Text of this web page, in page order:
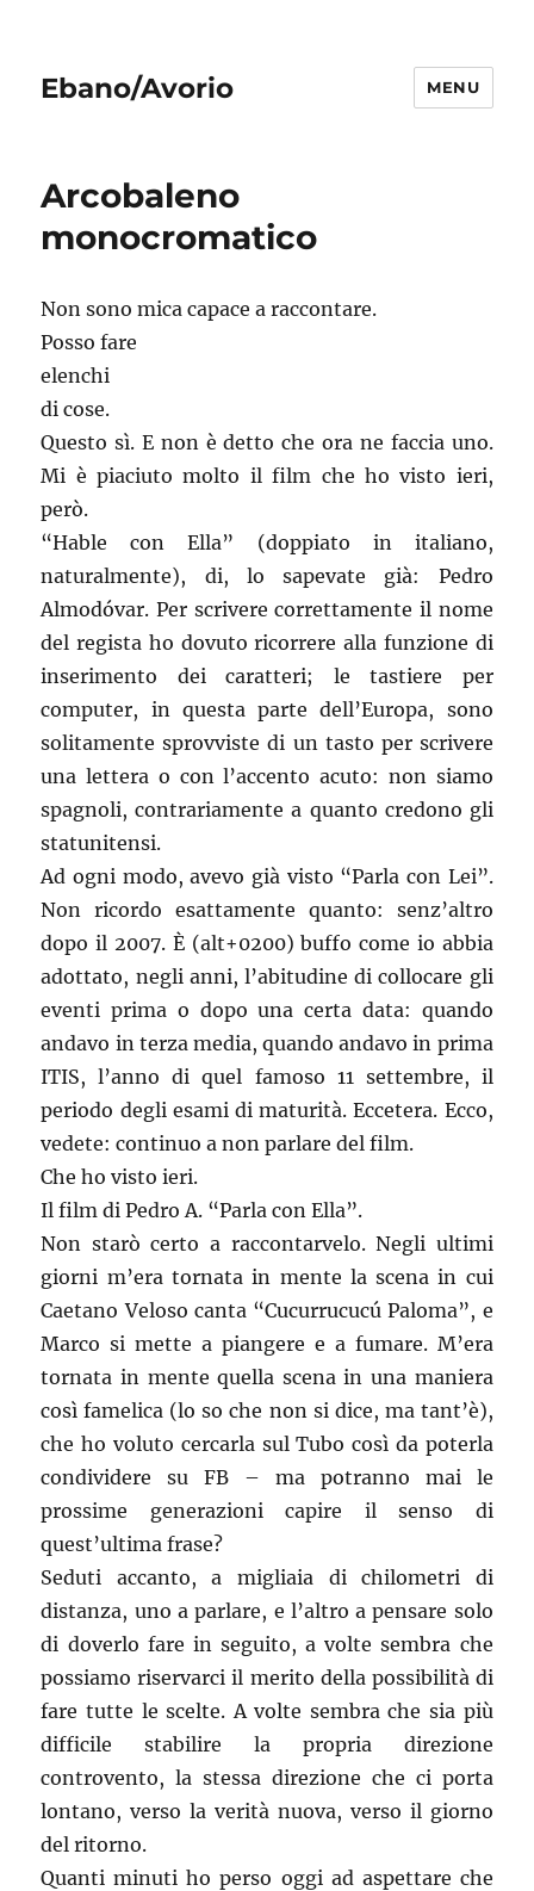
Ebano/Avorio MENU
Arcobaleno
monocromatico
Non sono mica capace a raccontare.
Posso fare
elenchi
di cose.
Questo sì. E non è detto che ora ne faccia uno.
Mi è piaciuto molto il film che ho visto ieri,
però.
“Hable con Ella” (doppiato in italiano,
naturalmente), di, lo sapevate già: Pedro
Almodóvar. Per scrivere correttamente il nome
del regista ho dovuto ricorrere alla funzione di
inserimento dei caratteri; le tastiere per
computer, in questa parte dell’Europa, sono
solitamente sprovviste di un tasto per scrivere
una lettera o con l’accento acuto: non siamo
spagnoli, contrariamente a quanto credono gli
statunitensi.
Ad ogni modo, avevo già visto “Parla con Lei”.
Non ricordo esattamente quanto: senz’altro
dopo il 2007. È (alt+0200) buffo come io abbia
adottato, negli anni, l’abitudine di collocare gli
eventi prima o dopo una certa data: quando
andavo in terza media, quando andavo in prima
ITIS, l’anno di quel famoso 11 settembre, il
periodo degli esami di maturità. Eccetera. Ecco,
vedete: continuo a non parlare del film.
Che ho visto ieri.
Il film di Pedro A. “Parla con Ella”.
Non starò certo a raccontarvelo. Negli ultimi
giorni m’era tornata in mente la scena in cui
Caetano Veloso canta “Cucurrucucú Paloma”, e
Marco si mette a piangere e a fumare. M’era
tornata in mente quella scena in una maniera
così famelica (lo so che non si dice, ma tant’è),
che ho voluto cercarla sul Tubo così da poterla
condividere su FB – ma potranno mai le
prossime generazioni capire il senso di
quest’ultima frase?
Seduti accanto, a migliaia di chilometri di
distanza, uno a parlare, e l’altro a pensare solo
di doverlo fare in seguito, a volte sembra che
possiamo riservarci il merito della possibilità di
fare tutte le scelte. A volte sembra che sia più
difficile stabilire la propria direzione
controvento, la stessa direzione che ci porta
lontano, verso la verità nuova, verso il giorno
del ritorno.
Quanti minuti ho perso oggi ad aspettare che